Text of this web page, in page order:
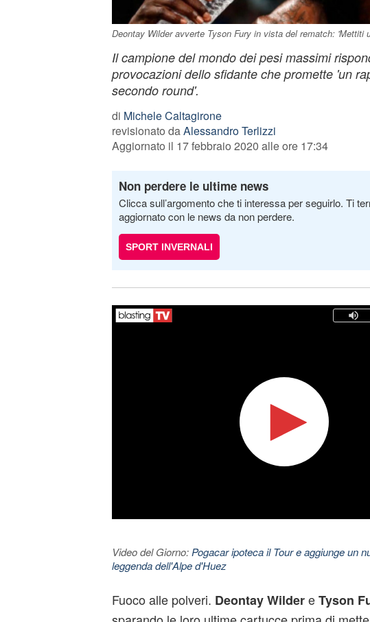
Deontay Wilder avverte Tyson Fury in vista del rematch: 'Mettiti
Il campione del mondo dei pesi massimi
provocazioni dello sfidante che promette 'un
secondo round'.
di Michele Caltagirone
revisionato daAlessandro Terlizzi
Aggiornato il 17 febbraio 2020 alle ore 17:34
Non perdere le ultime news
Clicca sull’argomento che ti interessa per seguirlo. Ti
aggiornato con le news da non perdere.
SPORT INVERNALI
Video del Giorno: Pogacar ipoteca il Tour e aggiunge un
leggenda dell'Alpe d'Huez
Fuoco alle polveri. Deontay WildereTyson